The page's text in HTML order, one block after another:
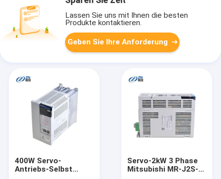
Lassen Sie uns mit Ihnen die besten
Produkte kontaktieren.
Geben Sie Ihre Anforderung
400W Servo-
Antriebs-Selbst
Servo-2kW 3 Phase
Mitsubishi MR-J2S-